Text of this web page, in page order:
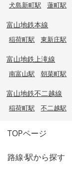
犬島新町駅
蓮町駅
富山地鉄本線
稲荷町駅 東新庄駅
富山地鉄上滝線
南富山駅 朝菜町駅
富山地鉄不二越線
稲荷町駅 不二越駅
TOPページ
路線·駅から探す